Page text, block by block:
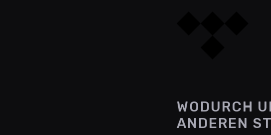
WODURCH
ANDEREN